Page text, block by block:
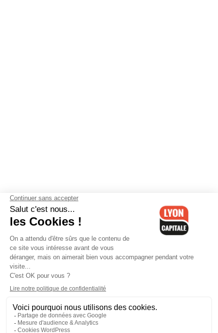
Contactez-nous-Mentions légales-CGV-Politique de
confidentialité-Gestion des cookies